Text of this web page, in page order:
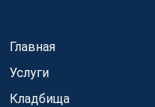
Главная
Услуги
Кладбища